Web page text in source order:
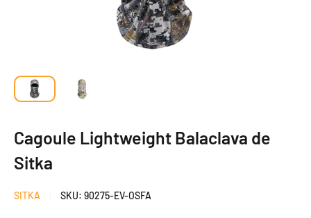
Cagoule Lightweight Balaclava de
Sitka
SITKA SKU: 90275-EV-OSFA